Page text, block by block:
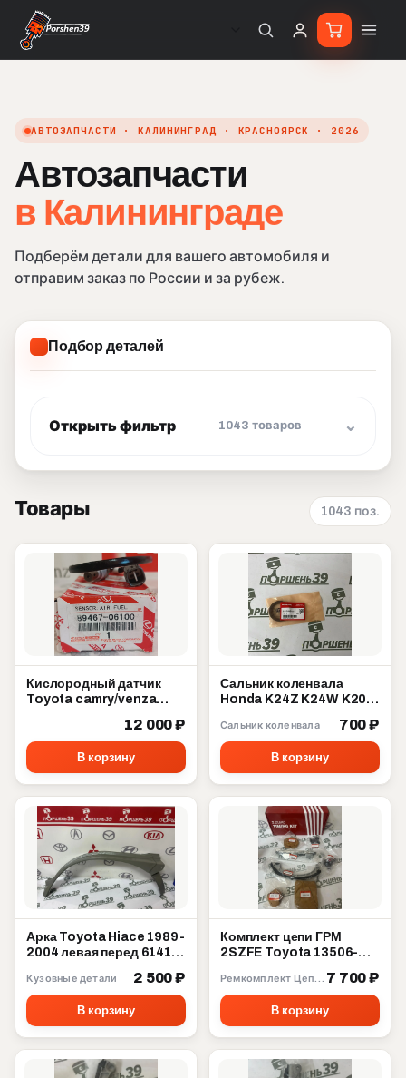
АВТОЗАПЧАСТИ · КАЛИНИНГРАД · КРАСНОЯРСК · 2026
Автозапчасти
в Калининграде
Подберём детали для вашего автомобиля и
отправим заказ по России и за рубеж.
Подбор деталей
Открыть фильтр 1043 товаров
Товары 1043 поз.
Кислородный датчик
Toyota camry/venza
12 000 ₽
В корзину
Сальник коленвала
Honda K24Z K24W K20A
Сальник коленвала 700 ₽
В корзину
Арка Toyota Hiace 1989-
2004 левая перед 61412-
Кузовные детали 2 500 ₽
В корзину
Комплект цепи ГРМ
2SZFE Toyota 13506-
7 700 ₽
В корзину